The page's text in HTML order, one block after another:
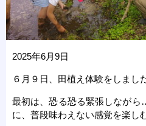
2025年6月9日
６月９日、田植え体験をしました
最初は、恐る恐る緊張しなが
に、普段味わえない感覚を楽し